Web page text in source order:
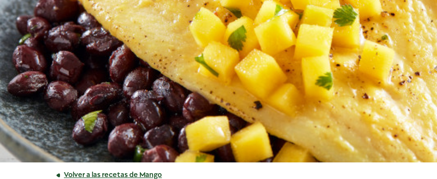
Volver a las recetas de Mango